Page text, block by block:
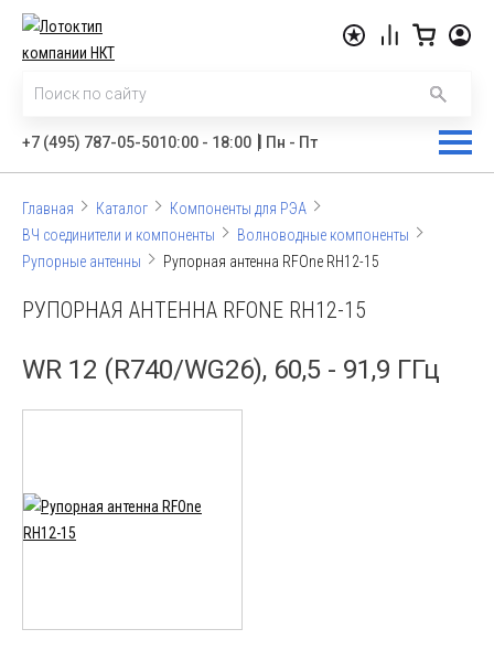
+7 (495) 787-05-5010:00 - 18:00 Пн - Пт
Главная Каталог
Компоненты для РЭА
ВЧ соединители и компоненты
Волноводные компоненты
Рупорные антенны
Рупорная антенна RFOne RH12-15
РУПОРНАЯ АНТЕННА RFONE RH12-15
WR 12 (R740/WG26), 60,5 - 91,9 ГГц